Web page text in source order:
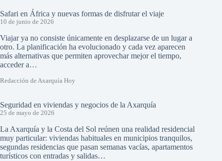
Safari en África y nuevas formas de disfrutar el viaje
10 de junio de 2026
Viajar ya no consiste únicamente en desplazarse de un lugar a
otro. La planificación ha evolucionado y cada vez aparecen
más alternativas que permiten aprovechar mejor el tiempo,
acceder a…
Redacción de Axarquía Hoy
Seguridad en viviendas y negocios de la Axarquía
25 de mayo de 2026
La Axarquía y la Costa del Sol reúnen una realidad residencial
muy particular: viviendas habituales en municipios tranquilos,
segundas residencias que pasan semanas vacías, apartamentos
turísticos con entradas y salidas…